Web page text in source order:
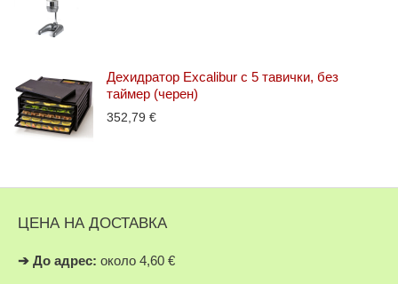
Дехидратор Excalibur с 5 тавички, без
таймер (черен)
352,79 €
ЦЕНА НА ДОСТАВКА
➔ До адрес: около 4,60 €